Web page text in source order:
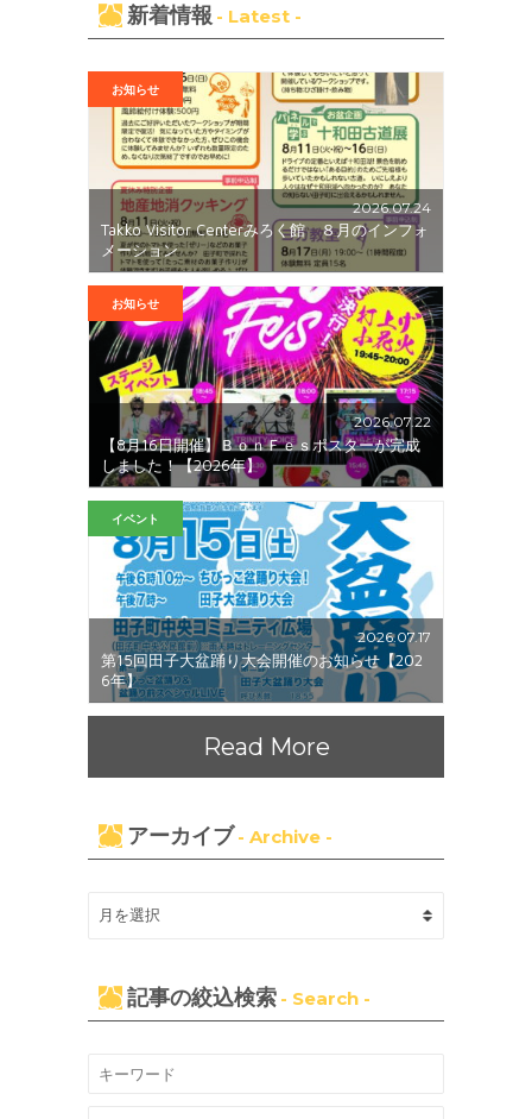
新着情報 - Latest -
お知らせ
2026.07.24
Takko Visitor Centerみろく館 ８月のインフォ
メーション
お知らせ
2026.07.22
【8月16日開催】ＢｏｎＦｅｓポスターが完成
しました！【2026年】
イベント
2026.07.17
第15回田子大盆踊り大会開催のお知らせ【202
6年】
Read More
アーカイブ - Archive -
記事の絞込検索 - Search -